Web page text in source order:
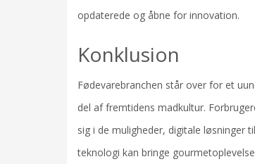
opdaterede og åbne for innovation.
Konklusion
Fødevarebranchen står over for et
del af fremtidens madkultur.
sig i de muligheder, digitale løsninger
teknologi kan bringe